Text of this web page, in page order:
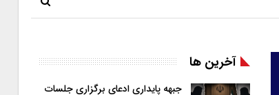
آخرین ها
جبهه پایداری ادعای برگزاری جلسات